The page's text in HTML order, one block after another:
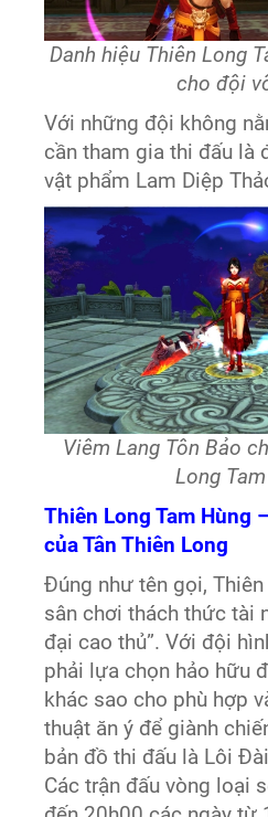
Danh hiệu Thiên Long
cho đội
Với những đội không
cần tham gia thi đấu là
vật phẩm Lam Diệp
Viêm Lang Tôn Bảo
Long
Thiên Long Tam Hùng
của Tân Thiên Long
Đúng như tên gọi,
sân chơi thách thức tài
đại cao thủ”. Với đội
phải lựa chọn hảo hữu
khác sao cho phù hợp
thuật ăn ý để giành
bản đồ thi đấu là Lôi
Các trận đấu vòng loại